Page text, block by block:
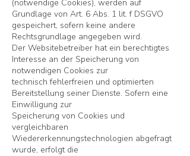
(notwendige Cookies), werden auf
Grundlage von Art. 6 Abs. 1 lit. f DSGVO
gespeichert, sofern keine andere
Rechtsgrundlage angegeben wird.
Der Websitebetreiber hat ein berechtigtes
Interesse an der Speicherung von
notwendigen Cookies zur
technisch fehlerfreien und optimierten
Bereitstellung seiner Dienste. Sofern eine
Einwilligung zur
Speicherung von Cookies und
vergleichbaren
Wiedererkennungstechnologien abgefragt
wurde, erfolgt die